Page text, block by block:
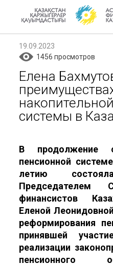
19.09.2023
1456 просмотров
Елена
системы в
В продолжение
пенсионной
летию
Председателем
финансистов
Еленой
реформирования
принявшей
реализации
пенсионного